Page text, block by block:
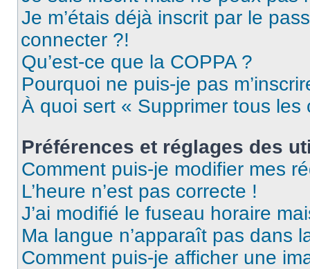
Je m’étais déjà inscrit par le
connecter ?!
Qu’est-ce que la COPPA ?
Pourquoi ne puis-je pas
À quoi sert « Supprimer tous les
Préférences et réglages des
Comment puis-je modifier mes
L’heure n’est pas correcte !
J’ai modifié le fuseau horaire
Ma langue n’apparaît pas dans
Comment puis-je afficher une